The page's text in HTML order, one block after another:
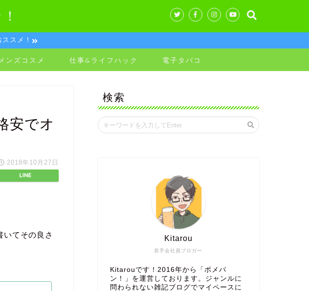
スメ！
ンズコスメ 仕事&ライフハック 電子タバコ
安でオ
2018年10月27日
いてその良さ
検索
若手会社員ブロガー
Kitarou
Kitarouです！2016年から「ポメパ
ン！」を運営しております。ジャンルに
問わられない雑記ブログでマイペースに